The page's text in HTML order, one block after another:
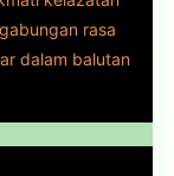
rasa
dalam balutan